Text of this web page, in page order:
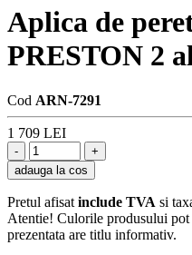
Aplica de
PRESTON 2
Cod ARN-7291
1 709 LEI
adauga la cos
Pretul afisat include TVA si
Atentie! Culorile produsului
prezentata are titlu informativ.